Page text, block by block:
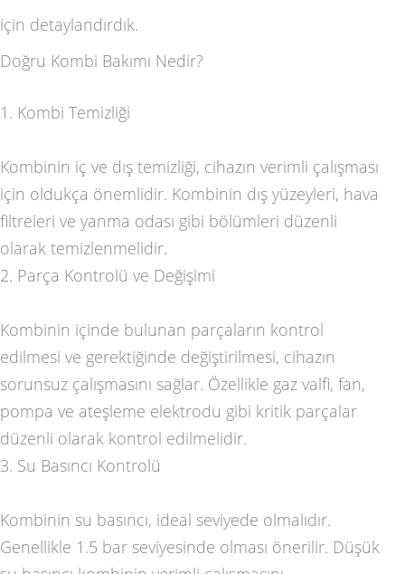
için detaylandırdık.
Doğru Kombi Bakımı Nedir?
1. Kombi Temizliği
Kombinin iç ve dış temizliği, cihazın verimli çalışması
için oldukça önemlidir. Kombinin dış yüzeyleri, hava
filtreleri ve yanma odası gibi bölümleri düzenli
olarak temizlenmelidir.
2. Parça Kontrolü ve Değişimi
Kombinin içinde bulunan parçaların kontrol
edilmesi ve gerektiğinde değiştirilmesi, cihazın
sorunsuz çalışmasını sağlar. Özellikle gaz valfi, fan,
pompa ve ateşleme elektrodu gibi kritik parçalar
düzenli olarak kontrol edilmelidir.
3. Su Basıncı Kontrolü
Kombinin su basıncı, ideal seviyede olmalıdır.
Genellikle 1.5 bar seviyesinde olması önerilir. Düşük